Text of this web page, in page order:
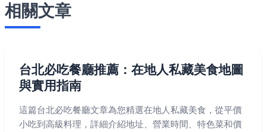
相關文章
台北必吃餐廳推薦：在地人私藏美食地圖
與實用指南
這篇台北必吃餐廳文章為您精選在地人私藏美食，從平價
小吃到高級料理，詳細介紹地址、營業時間、特色菜和價